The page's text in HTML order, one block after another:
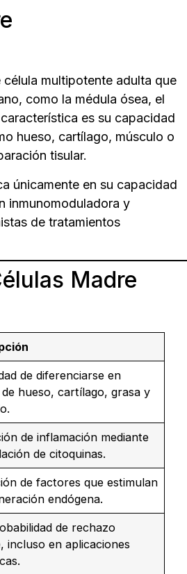
multipotente adulta que
como la médula ósea, el
es su capacidad
hueso, cartílago, músculo o
tisular.
únicamente en su capacidad
inmunomoduladora y
de tratamientos
Madre
de diferenciarse en
hueso, cartílago, grasa y
de inflamación mediante
de citoquinas.
de factores que estimulan
endógena.
de rechazo
incluso en aplicaciones